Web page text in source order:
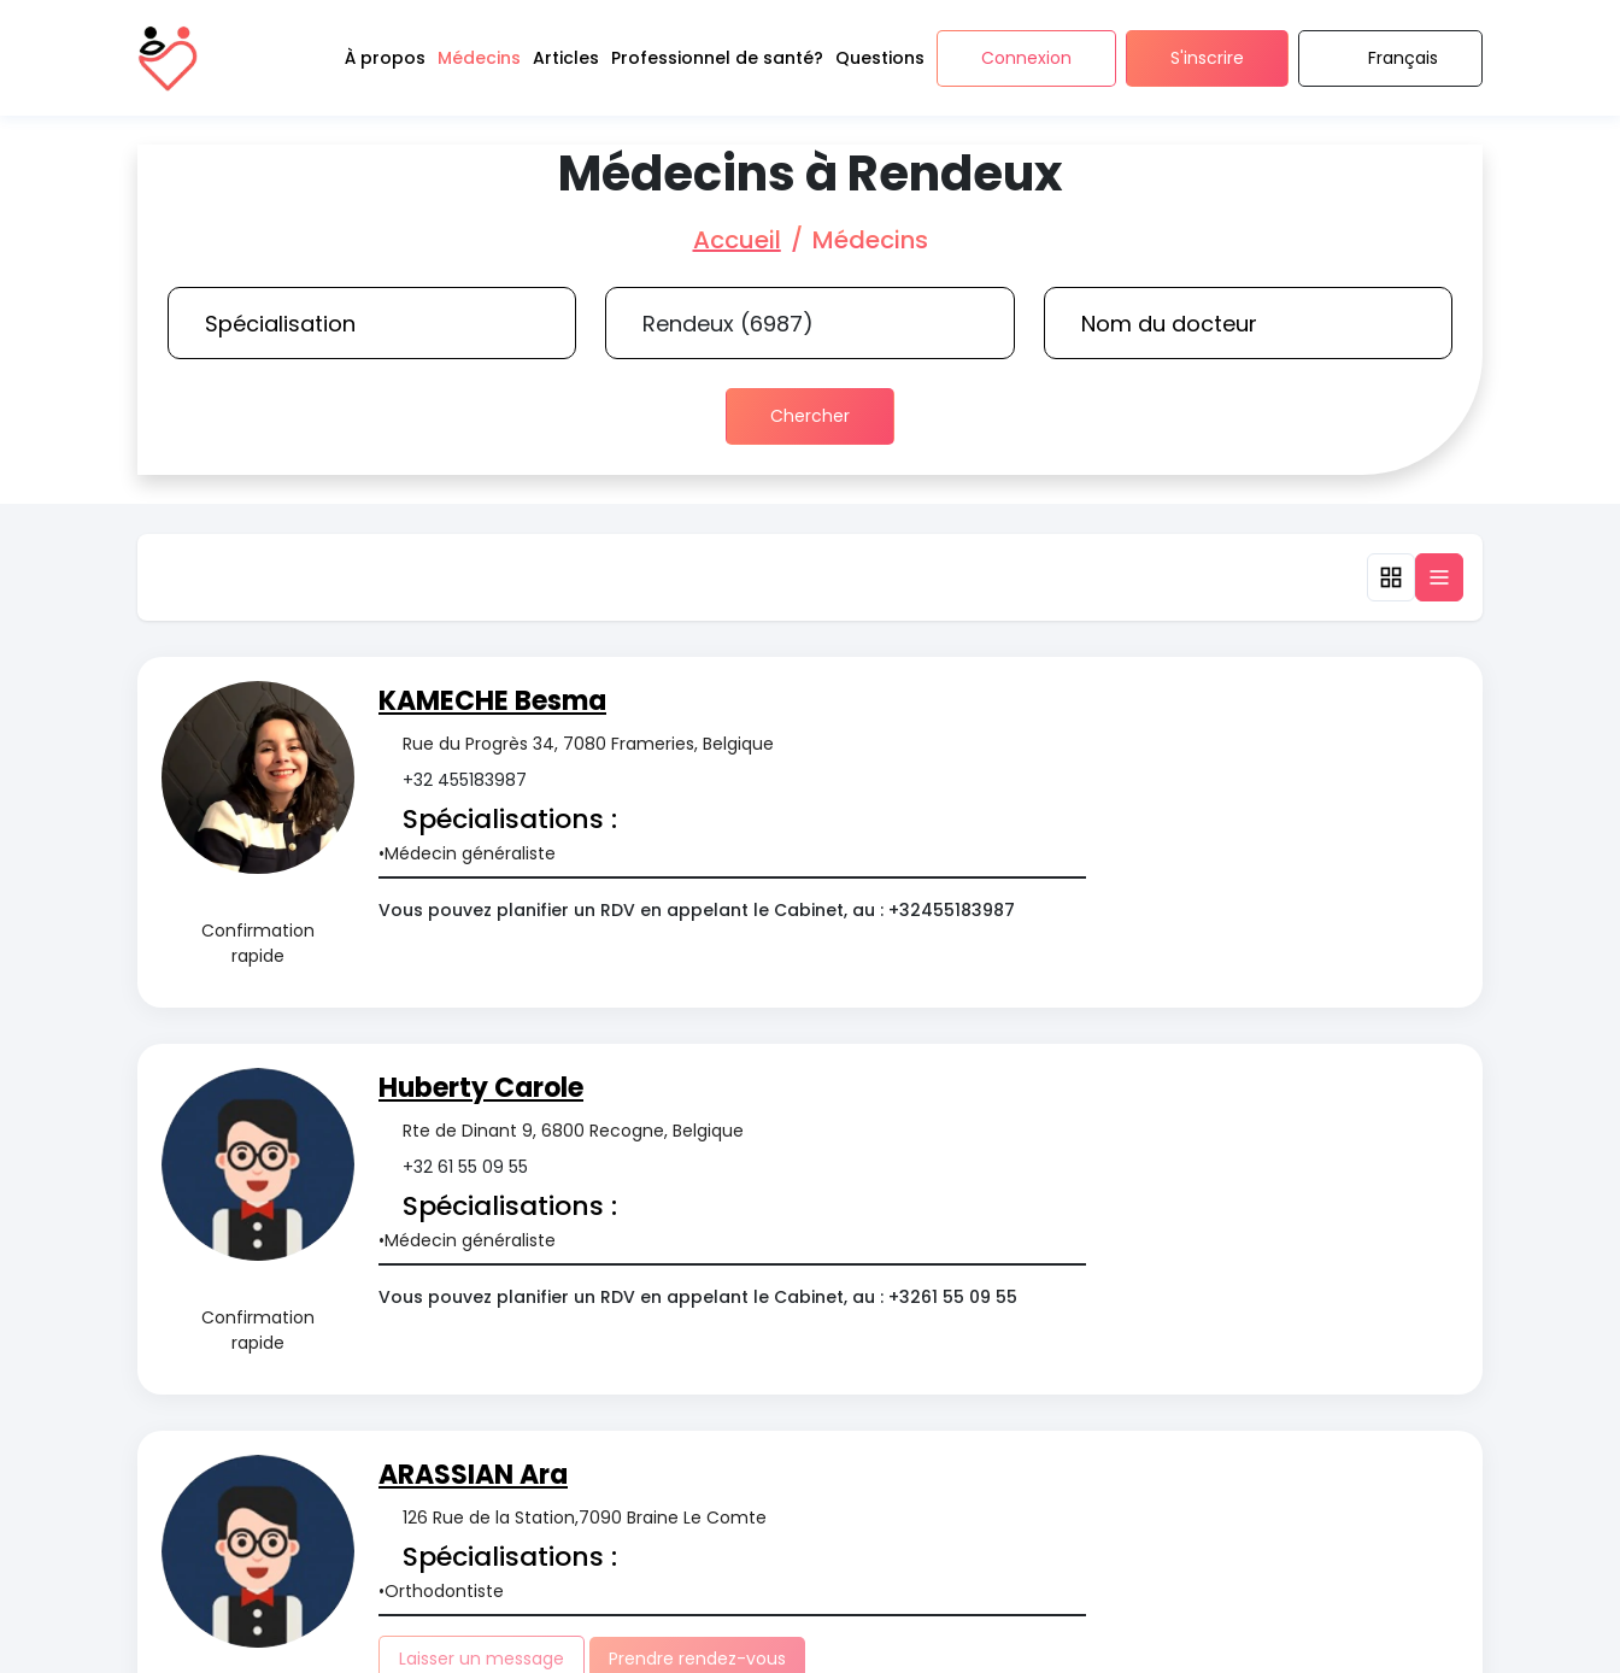
À propos Médecins Articles Professionnel de santé? Questions Connexion S'inscrire Français
Médecins à Rendeux
Accueil Médecins
Chercher
Confirmation
rapide
KAMECHE Besma
Rue du Progrès 34, 7080 Frameries, Belgique
+32 455183987
Spécialisations :
Médecin généraliste
Vous pouvez planifier un RDV en appelant le Cabinet, au : +32455183987
Confirmation
rapide
Huberty Carole
Rte de Dinant 9, 6800 Recogne, Belgique
+32 61 55 09 55
Spécialisations :
Médecin généraliste
Vous pouvez planifier un RDV en appelant le Cabinet, au : +3261 55 09 55
ARASSIAN Ara
126 Rue de la Station,7090 Braine Le Comte
Spécialisations :
Orthodontiste
Laisser un message Prendre rendez-vous